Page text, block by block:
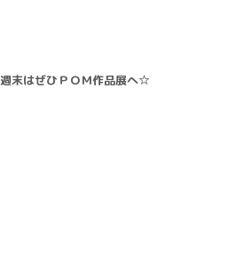
週末はぜひＰＯＭ作品展へ☆